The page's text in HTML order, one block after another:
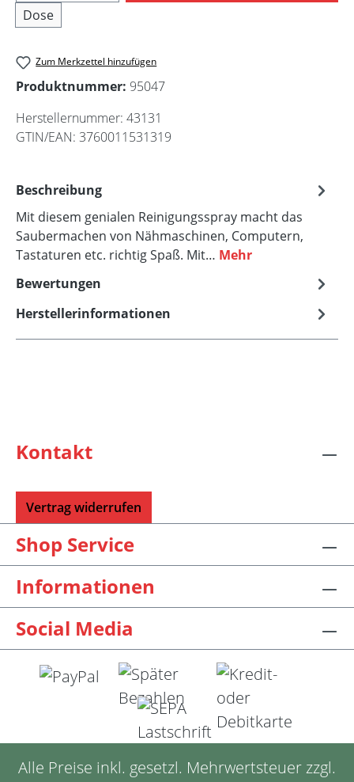
Dose
Zum Merkzettel hinzufügen
Produktnummer: 95047
Herstellernummer: 43131
GTIN/EAN: 3760011531319
Beschreibung
Mit diesem genialen Reinigungsspray macht das
Saubermachen von Nähmaschinen, Computern,
Tastaturen etc. richtig Spaß. Mit… Mehr
Bewertungen
Herstellerinformationen
Kontakt
Vertrag widerrufen
Shop Service
Informationen
Social Media
Alle Preise inkl. gesetzl. Mehrwertsteuer zzgl.